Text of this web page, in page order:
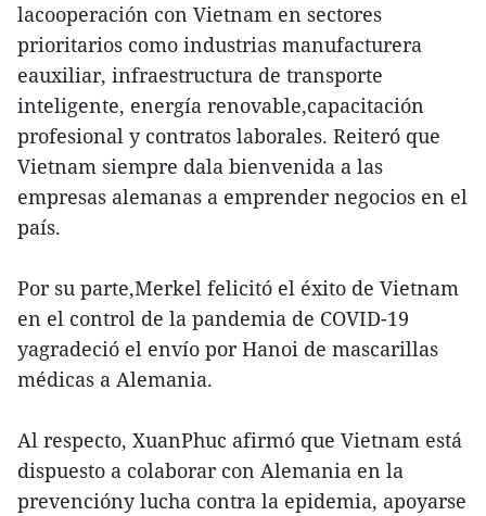
lacooperación con Vietnam en sectores
prioritarios como industrias manufacturera
eauxiliar, infraestructura de transporte
inteligente, energía renovable,capacitación
profesional y contratos laborales. Reiteró que
Vietnam siempre dala bienvenida a las
empresas alemanas a emprender negocios en el
país.
Por su parte,Merkel felicitó el éxito de Vietnam
en el control de la pandemia de COVID-19
yagradeció el envío por Hanoi de mascarillas
médicas a Alemania.
Al respecto, XuanPhuc afirmó que Vietnam está
dispuesto a colaborar con Alemania en la
prevencióny lucha contra la epidemia, apoyarse